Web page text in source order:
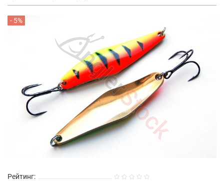
- 5%
Рейтинг: